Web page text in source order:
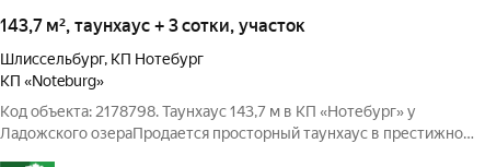
143,7 м², таунхаус + 3 сотки, участок
Шлиссельбург, КП Нотебург
КП «Noteburg»
Код объекта: 2178798. Таунхаус 143,7 м в КП «Нотебург» у
Ладожского озераПродается просторный таунхаус в престижном